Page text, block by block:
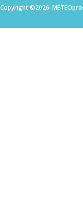
Copyright ©2026.